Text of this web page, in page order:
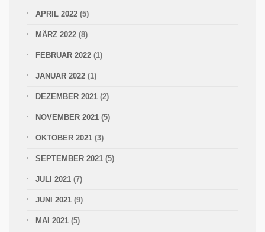
APRIL 2022 (5)
MÄRZ 2022 (8)
FEBRUAR 2022 (1)
JANUAR 2022 (1)
DEZEMBER 2021 (2)
NOVEMBER 2021 (5)
OKTOBER 2021 (3)
SEPTEMBER 2021 (5)
JULI 2021 (7)
JUNI 2021 (9)
MAI 2021 (5)